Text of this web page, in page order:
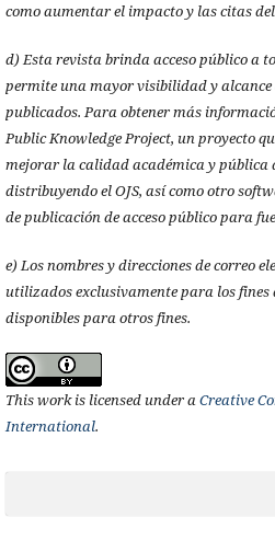
como aumentar el impacto y las citas
d) Esta revista brinda acceso público a
permite una mayor visibilidad y alcance
publicados. Para obtener más
Public Knowledge Project, un proyecto
mejorar la calidad académica y pública
distribuyendo el OJS, así como otro
de publicación de acceso público para
e) Los nombres y direcciones de correo
utilizados exclusivamente para los fines
disponibles para otros fines.
This work is licensed under aCreative
International.